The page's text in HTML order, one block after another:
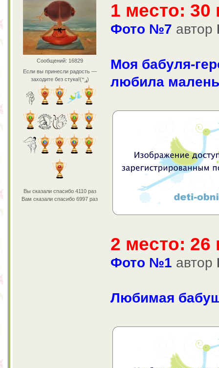
Сообщений: 16829
Если вы принесли радость —
заходите без стука!(ړײ)
Вы сказали спасибо 4110 раз
Вам сказали спасибо 6997 раз
1 место: 30
Фото №7 автор
Моя бабуля-
любила
2 место: 26
Фото №1 автор
Любимая